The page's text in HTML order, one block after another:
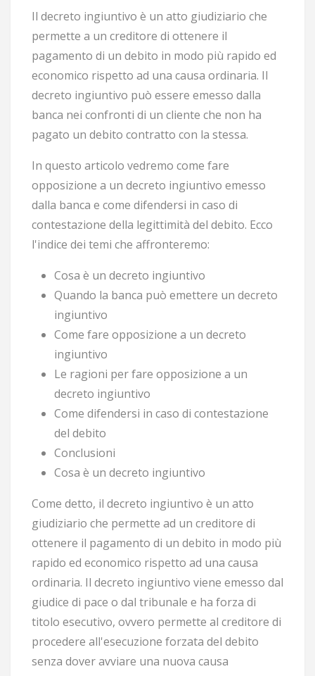
Il decreto ingiuntivo è un atto giudiziario che
permette a un creditore di ottenere il
pagamento di un debito in modo più rapido ed
economico rispetto ad una causa ordinaria. Il
decreto ingiuntivo può essere emesso dalla
banca nei confronti di un cliente che non ha
pagato un debito contratto con la stessa.
In questo articolo vedremo come fare
opposizione a un decreto ingiuntivo emesso
dalla banca e come difendersi in caso di
contestazione della legittimità del debito. Ecco
l'indice dei temi che affronteremo:
Cosa è un decreto ingiuntivo
Quando la banca può emettere un decreto
ingiuntivo
Come fare opposizione a un decreto
ingiuntivo
Le ragioni per fare opposizione a un
decreto ingiuntivo
Come difendersi in caso di contestazione
del debito
Conclusioni
Cosa è un decreto ingiuntivo
Come detto, il decreto ingiuntivo è un atto
giudiziario che permette ad un creditore di
ottenere il pagamento di un debito in modo più
rapido ed economico rispetto ad una causa
ordinaria. Il decreto ingiuntivo viene emesso dal
giudice di pace o dal tribunale e ha forza di
titolo esecutivo, ovvero permette al creditore di
procedere all'esecuzione forzata del debito
senza dover avviare una nuova causa